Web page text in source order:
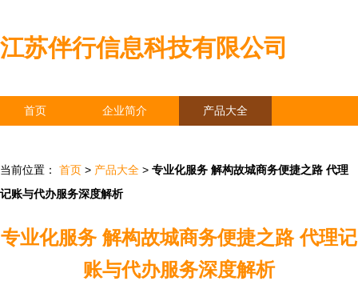
江苏伴行信息科技有限公司
首页 企业简介 产品大全
当前位置： 首页 > 产品大全 > 专业化服务 解构故城商务便捷之路 代理
记账与代办服务深度解析
专业化服务 解构故城商务便捷之路 代理记
账与代办服务深度解析